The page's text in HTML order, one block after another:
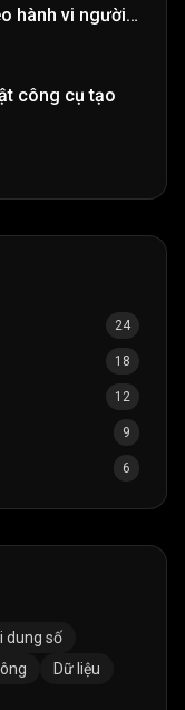
hành vi người
công cụ tạo
24
18
12
9
6
dung số
Dữ liệu